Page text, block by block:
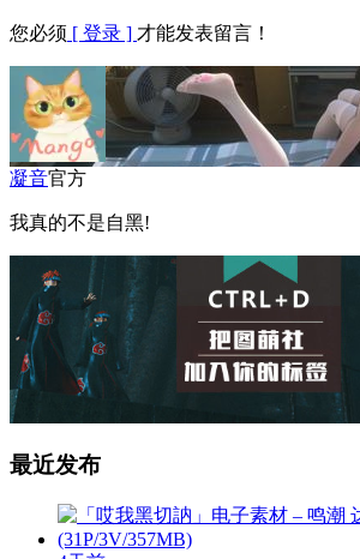
您必须 [ 登录 ] 才能发表留言！
凝音官方
我真的不是自黑!
最近发布